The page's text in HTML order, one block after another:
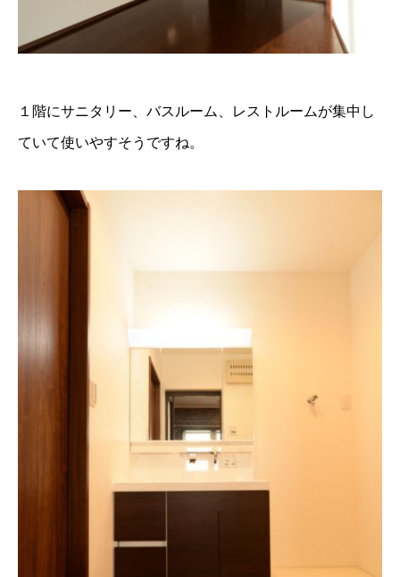
１階にサニタリー、バスルーム、レストルームが集中し
ていて使いやすそうですね。